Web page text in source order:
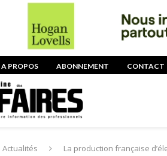
A PROPOS ABONNEMENT CONTACT
Actualités
La production française